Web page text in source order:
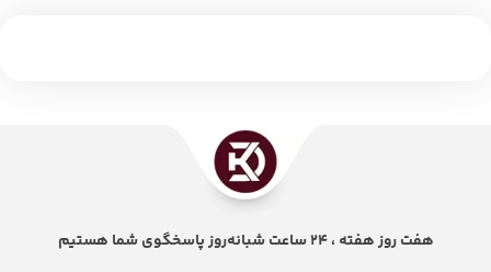
هفت روز هفته ، 24 ساعت شبانه‌روز پاسخگوی شما هستیم